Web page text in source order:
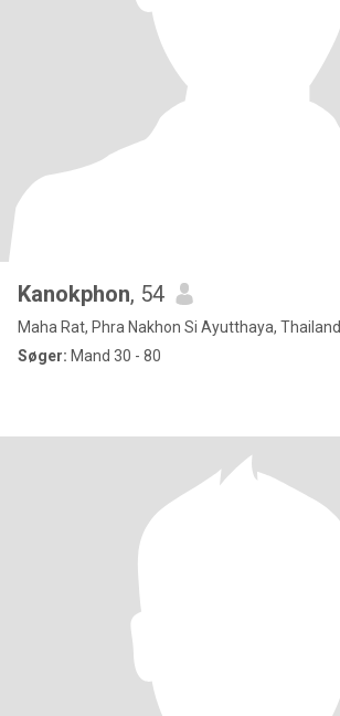
Kanokphon, 54
Maha Rat, Phra Nakhon Si Ayutthaya, Thailand
Søger: Mand 30 - 80